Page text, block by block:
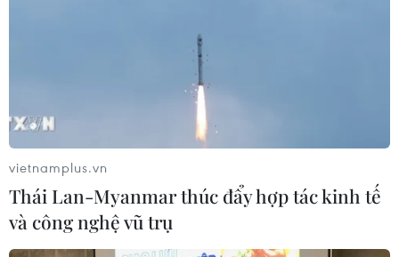
lục trong sản xuất kinh doanh
Với mục tiêu “Vươn tới đỉnh cao mới,” Petrovietnam
hướng tới nỗ lực, quyết tâm hoàn thành thắng lợi các
nhiệm vụ to lớn hơn trong năm 2024 nói riêng và cả giai
đoạn 2021-2025.
vietnamplus.vn
Thái Lan-Myanmar thúc đẩy hợp tác kinh tế
và công nghệ vũ trụ